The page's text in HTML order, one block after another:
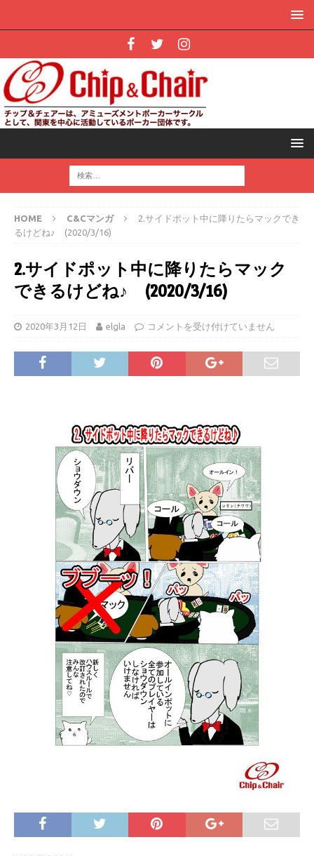
HOME C&Cマンガ
2.サイドポット中に降りたらマックでき
るけどね♪ (2020/3/16)
2.サイドポット中に降りたらマック
できるけどね♪ (2020/3/16)
2020年3月12日 elgla コメントを受け付けていません